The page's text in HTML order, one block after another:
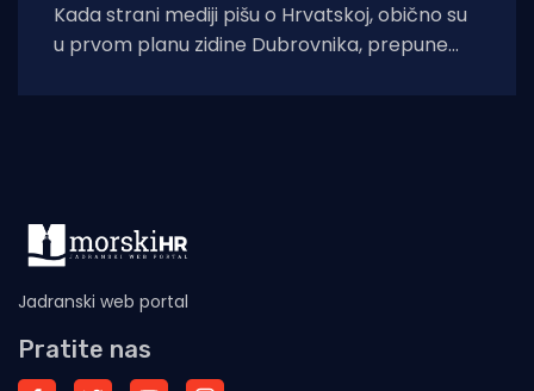
Kada strani mediji pišu o Hrvatskoj, obično su
u prvom planu zidine Dubrovnika, prepune
Jadranski web portal
Pratite nas